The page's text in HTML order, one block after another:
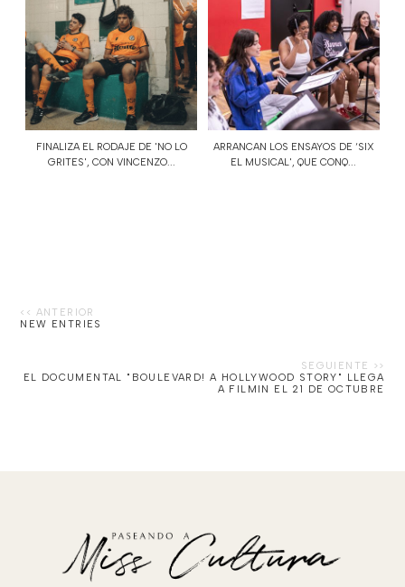
FINALIZA EL RODAJE DE 'NO LO
GRITES', CON VINCENZO...
ARRANCAN LOS ENSAYOS DE ‘SIX
EL MUSICAL', QUE CONQ...
NEW ENTRIES
EL DOCUMENTAL "BOULEVARD! A HOLLYWOOD STORY" LLEGA
A FILMIN EL 21 DE OCTUBRE